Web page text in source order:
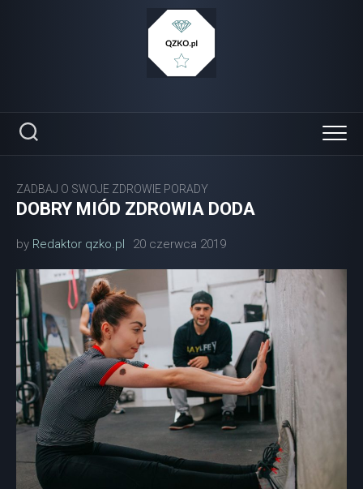
ZADBAJ O SWOJE ZDROWIE PORADY
DOBRY MIÓD ZDROWIA DODA
by Redaktor qzko.pl 20 czerwca 2019